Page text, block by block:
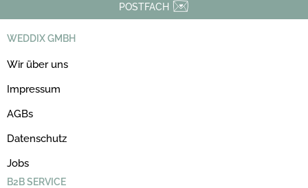
POSTFACH
WEDDIX GMBH
Wir über uns
Impressum
AGBs
Datenschutz
Jobs
B2B SERVICE